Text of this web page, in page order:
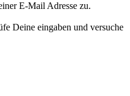
E-Mail Adresse zu.
Deine eingaben und versuche